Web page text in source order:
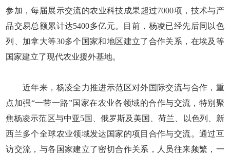
参加，每届展示交流的农业科技成果超过7000项，技术与产
品交易总额累计达5400多亿元。目前，杨凌已经先后同以色
列、加拿大等30多个国家和地区建立了合作关系，在埃及等
国家建立了现代农业援外基地。
近年来，杨凌全力推进示范区对外国际交流与合作，重
点加强“一带一路”国家在农业各领域的合作与交流，特别聚
焦杨凌示范区与中亚5国、俄罗斯及美国、荷兰、以色列、新
西兰多个全球农业领域发达国家的项目合作与交流。通过互
访交流，与各国家建立了密切合作关系，人员往来频繁，一